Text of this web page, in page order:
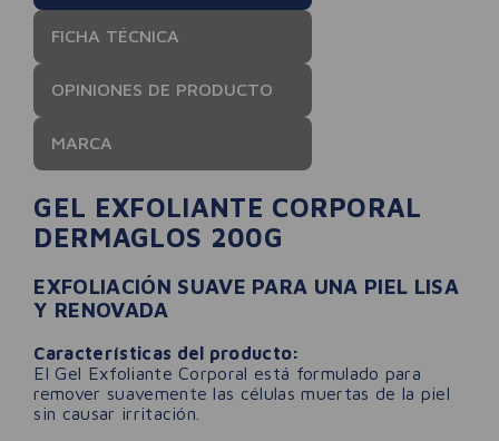
FICHA TÉCNICA
OPINIONES DE PRODUCTO
MARCA
GEL EXFOLIANTE CORPORAL
DERMAGLOS 200G
EXFOLIACIÓN SUAVE PARA UNA PIEL LISA
Y RENOVADA
Características del producto:
El Gel Exfoliante Corporal está formulado para
remover suavemente las células muertas de la piel
sin causar irritación.